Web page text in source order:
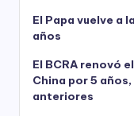
El Papa vuelve a
años
El BCRA renovó
China por 5
anteriores